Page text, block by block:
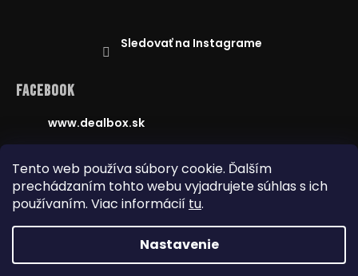
Tento web používa súbory cookie. Ďalším
prechádzaním tohto webu vyjadrujete súhlas s ich
používaním. Viac informácií tu.
Nastavenie
Sledovať na Instagrame
Facebook
www.dealbox.sk
Reklamácie Doprava a platba
Najnižšia cena na trhu Obchodné podmienky